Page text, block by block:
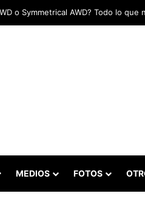
MEDIOS FOTOS